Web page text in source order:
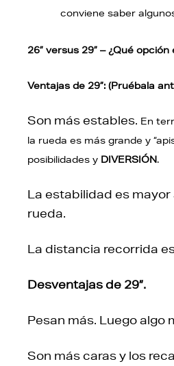
conviene saber
26” versus 29” – ¿Qué
Ventajas de 29”: (Pruébala
Son más estables. En
la rueda es más grande y
posibilidades y DIVERSIÓN.
La estabilidad es
rueda.
La distancia recorrida
Desventajas de 29”.
Pesan más. Luego algo
Son más caras y los